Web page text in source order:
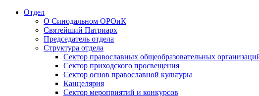
Отдел
О Синодальном ОРОиК
Святейший Патриарх
Председатель отдела
Структура отдела
Сектор православных общеобразовательных
Сектор приходского просвещения
Сектор основ православной культуры
Канцелярия
Сектор мероприятий и конкурсов